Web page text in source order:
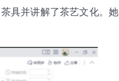
具并讲解了茶艺文化。她